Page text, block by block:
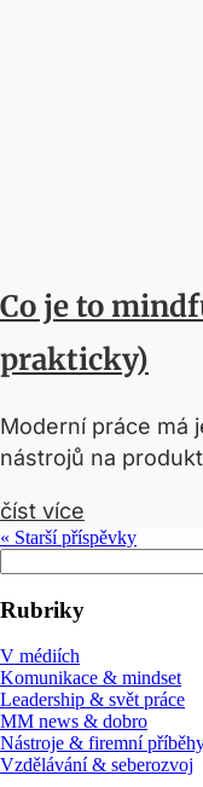
Co je to
prakticky)
Moderní práce má
nástrojů na
číst více
« Starší příspěvky
Rubriky
V médiích
Komunikace & mindset
Leadership & svět práce
MM news & dobro
Nástroje & firemní
Vzdělávání & seberozvoj